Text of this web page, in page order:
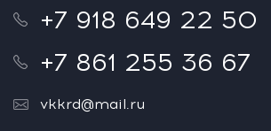
+7 918 649 22 50
+7 861 255 36 67
vkkrd@mail.ru